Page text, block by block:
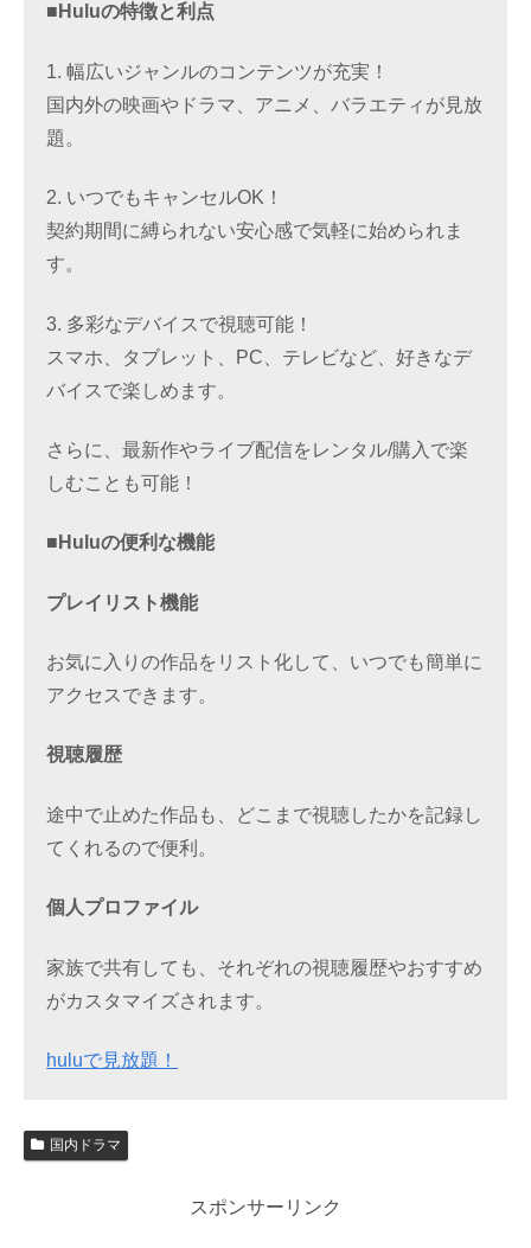
■Huluの特徴と利点
1. 幅広いジャンルのコンテンツが充実！
国内外の映画やドラマ、アニメ、バラエティが見放
題。
2. いつでもキャンセルOK！
契約期間に縛られない安心感で気軽に始められま
す。
3. 多彩なデバイスで視聴可能！
スマホ、タブレット、PC、テレビなど、好きなデ
バイスで楽しめます。
さらに、最新作やライブ配信をレンタル/購入で楽
しむことも可能！
■Huluの便利な機能
プレイリスト機能
お気に入りの作品をリスト化して、いつでも簡単に
アクセスできます。
視聴履歴
途中で止めた作品も、どこまで視聴したかを記録し
てくれるので便利。
個人プロファイル
家族で共有しても、それぞれの視聴履歴やおすすめ
がカスタマイズされます。
huluで見放題！
国内ドラマ
スポンサーリンク